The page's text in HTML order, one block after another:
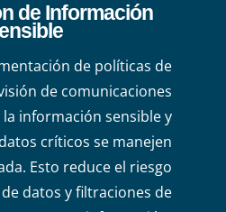
de Información
de políticas de
de comunicaciones
información sensible y
críticos se manejen
Esto reduce el riesgo
datos y filtraciones de